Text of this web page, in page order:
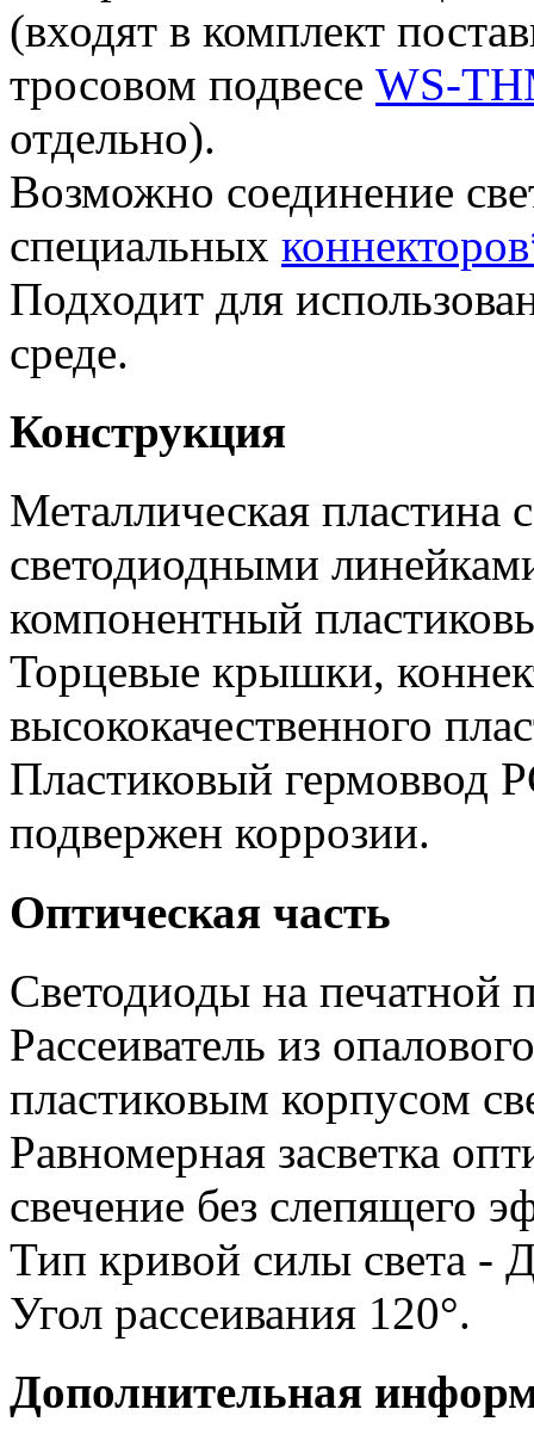
(входят в комплект
тросовом подвесе WS-
отдельно).
Возможно соединение
специальных
Подходит для
среде.
Конструкция
Металлическая пластина
светодиодными
компонентный
Торцевые крышки,
высококачественного
Пластиковый гермоввод
подвержен коррозии.
Оптическая часть
Светодиоды на печатной
Рассеиватель из
пластиковым корпусом
Равномерная засветка
свечение без слепящего
Тип кривой силы света -
Угол рассеивания 120°.
Дополнительная